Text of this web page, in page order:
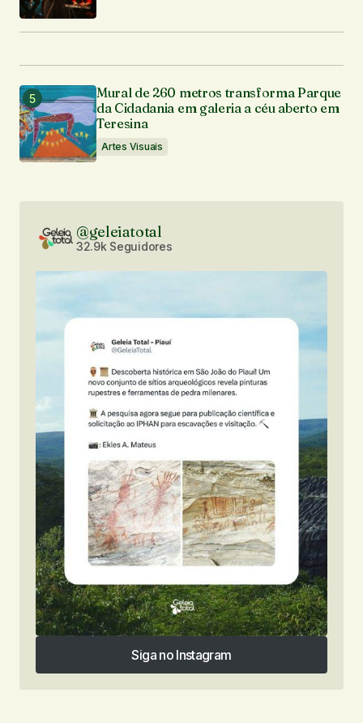
Mural de 260 metros transforma Parque
da Cidadania em galeria a céu aberto em
Teresina
Artes Visuais
@geleiatotal
32.9k Seguidores
Siga no Instagram
Siga no Instagram